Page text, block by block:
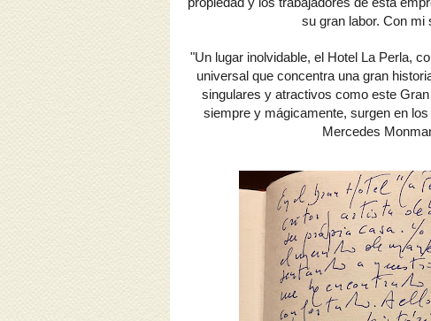
su gran labor. Con mi
"Un lugar inolvidable, el Hotel La Perla,
universal que concentra una gran
singulares y atractivos como este
siempre y mágicamente, surgen en
Mercedes